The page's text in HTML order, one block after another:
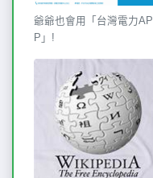
爺爺也會用「台灣電力AP
P」!